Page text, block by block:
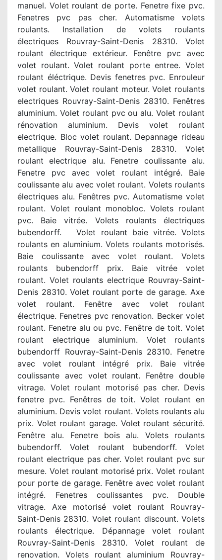
manuel. Volet roulant de porte. Fenetre fixe pvc.
Fenetres pvc pas cher. Automatisme volets
roulants. Installation de volets roulants
électriques Rouvray-Saint-Denis 28310. Volet
roulant électrique extérieur. Fenêtre pvc avec
volet roulant. Volet roulant porte entree. Volet
roulant éléctrique. Devis fenetres pvc. Enrouleur
volet roulant. Volet roulant moteur. Volet roulants
electriques Rouvray-Saint-Denis 28310. Fenêtres
aluminium. Volet roulant pvc ou alu. Volet roulant
rénovation aluminium. Devis volet roulant
electrique. Bloc volet roulant. Depannage rideau
metallique Rouvray-Saint-Denis 28310. Volet
roulant electrique alu. Fenetre coulissante alu.
Fenetre pvc avec volet roulant intégré. Baie
coulissante alu avec volet roulant. Volets roulants
électriques alu. Fenêtres pvc. Automatisme volet
roulant. Volet roulant monobloc. Volets roulant
pvc. Baie vitrée. Volets roulants électriques
bubendorff. Volet roulant baie vitrée. Volets
roulants en aluminium. Volets roulants motorisés.
Baie coulissante avec volet roulant. Volets
roulants bubendorff prix. Baie vitrée volet
roulant. Volet roulants electrique Rouvray-Saint-
Denis 28310. Volet roulant porte de garage. Axe
volet roulant. Fenêtre avec volet roulant
électrique. Fenetres pvc renovation. Becker volet
roulant. Fenetre alu ou pvc. Fenêtre de toit. Volet
roulant electrique aluminium. Volet roulants
bubendorff Rouvray-Saint-Denis 28310. Fenetre
avec volet roulant intégré prix. Baie vitrée
coulissante avec volet roulant. Fenêtre double
vitrage. Volet roulant motorisé pas cher. Devis
fenetre pvc. Fenêtres de toit. Volet roulant en
aluminium. Devis volet roulant. Volets roulants alu
prix. Volet roulant garage. Volet roulant sécurité.
Fenêtre alu. Fenetre bois alu. Volets roulants
bubendorff. Volet roulant bubendorff. Volet
roulant electrique pas cher. Volet roulant pvc sur
mesure. Volet roulant motorisé prix. Volet roulant
pour porte de garage. Fenêtre avec volet roulant
intégré. Fenetres coulissantes pvc. Double
vitrage. Axe motorisé volet roulant Rouvray-
Saint-Denis 28310. Volet roulant discount. Volets
roulants électrique. Dépannage volet roulant
Rouvray-Saint-Denis 28310. Volet roulant de
renovation. Volets roulant aluminium Rouvray-